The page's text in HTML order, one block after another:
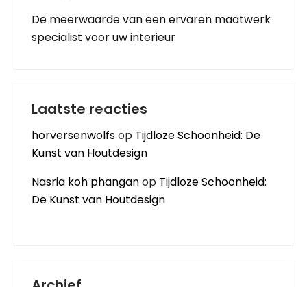
De meerwaarde van een ervaren maatwerk
specialist voor uw interieur
Laatste reacties
horversenwolfsop Tijdloze Schoonheid: De
Kunst van Houtdesign
Nasria koh phanganop Tijdloze Schoonheid:
De Kunst van Houtdesign